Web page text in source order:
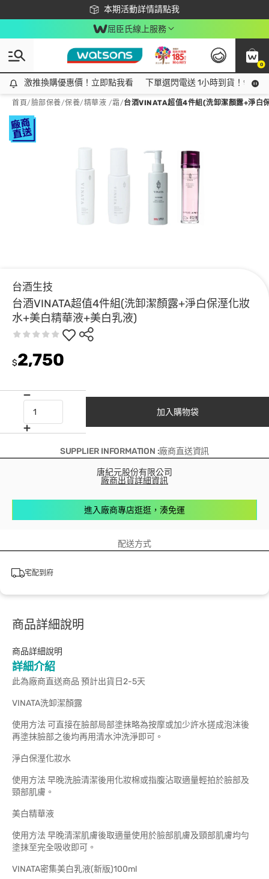
本期活動詳情請點我
下載app最高回饋$350
屈臣氏線上服務
0
激推換購優惠價！立即點我看
激推換購優惠價！立即點我看 下單選閃電送 1小時到貨！領神
首頁/臉部保養/保養/精華液 /霜/台酒VINATA超值4件組(洗卸潔顏露+淨白
台酒生技
台酒VINATA超值4件組(洗卸潔顏露+淨白保溼化妝
水+美白精華液+美白乳液)
$2,750
加入購物袋
SUPPLIER INFORMATION :廠商直送資訊
唐紀元股份有限公司
廠商出貨詳細資訊
進入廠商專店逛逛，湊免運
配送方式
宅配到府
商品詳細說明
商品詳細說明
詳細介紹
此為廠商直送商品 預計出貨日2-5天
VINATA洗卸潔顏露
使用方法 可直接在臉部局部塗抹略為按摩或加少許水搓成泡沫後
再塗抹臉部之後均再用清水沖洗淨即可。
淨白保溼化妝水
使用方法 早晚洗臉清潔後用化妝棉或指腹沾取適量輕拍於臉部及
頸部肌膚。
美白精華液
使用方法 早晚清潔肌膚後取適量使用於臉部肌膚及頸部肌膚均勻
塗抹至完全吸收即可。
VINATA密集美白乳液(新版)100ml